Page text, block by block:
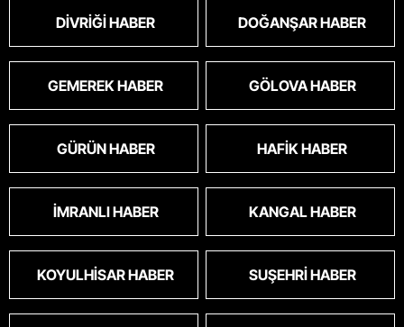
DIVRIĞI HABER DOĞANŞAR HABER
GEMEREK HABER GÖLOVA HABER
GÜRÜN HABER HAFIK HABER
İMRANLI HABER KANGAL HABER
KOYULHISAR HABER SUŞEHRI HABER